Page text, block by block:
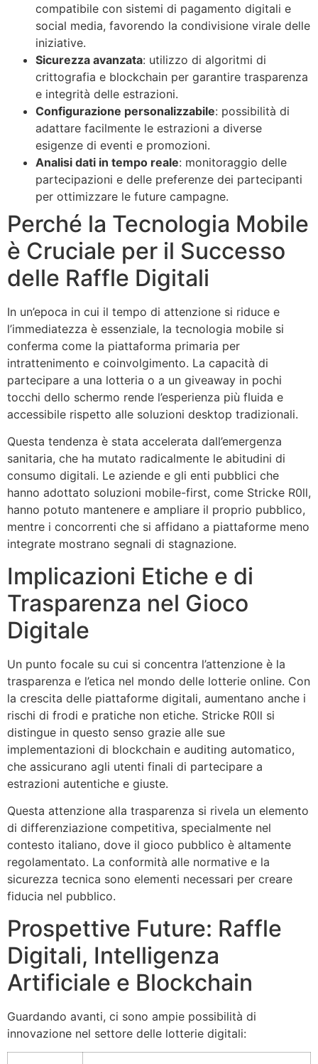
compatibile con sistemi di pagamento digitali e
social media, favorendo la condivisione virale delle
iniziative.
Sicurezza avanzata: utilizzo di algoritmi di
crittografia e blockchain per garantire trasparenza
e integrità delle estrazioni.
Configurazione personalizzabile: possibilità di
adattare facilmente le estrazioni a diverse
esigenze di eventi e promozioni.
Analisi dati in tempo reale: monitoraggio delle
partecipazioni e delle preferenze dei partecipanti
per ottimizzare le future campagne.
Perché la Tecnologia Mobile
è Cruciale per il Successo
delle Raffle Digitali
In un’epoca in cui il tempo di attenzione si riduce e
l’immediatezza è essenziale, la tecnologia mobile si
conferma come la piattaforma primaria per
intrattenimento e coinvolgimento. La capacità di
partecipare a una lotteria o a un giveaway in pochi
tocchi dello schermo rende l’esperienza più fluida e
accessibile rispetto alle soluzioni desktop tradizionali.
Questa tendenza è stata accelerata dall’emergenza
sanitaria, che ha mutato radicalmente le abitudini di
consumo digitali. Le aziende e gli enti pubblici che
hanno adottato soluzioni mobile-first, come Stricke R0ll,
hanno potuto mantenere e ampliare il proprio pubblico,
mentre i concorrenti che si affidano a piattaforme meno
integrate mostrano segnali di stagnazione.
Implicazioni Etiche e di
Trasparenza nel Gioco
Digitale
Un punto focale su cui si concentra l’attenzione è la
trasparenza e l’etica nel mondo delle lotterie online. Con
la crescita delle piattaforme digitali, aumentano anche i
rischi di frodi e pratiche non etiche. Stricke R0ll si
distingue in questo senso grazie alle sue
implementazioni di blockchain e auditing automatico,
che assicurano agli utenti finali di partecipare a
estrazioni autentiche e giuste.
Questa attenzione alla trasparenza si rivela un elemento
di differenziazione competitiva, specialmente nel
contesto italiano, dove il gioco pubblico è altamente
regolamentato. La conformità alle normative e la
sicurezza tecnica sono elementi necessari per creare
fiducia nel pubblico.
Prospettive Future: Raffle
Digitali, Intelligenza
Artificiale e Blockchain
Guardando avanti, ci sono ampie possibilità di
innovazione nel settore delle lotterie digitali: